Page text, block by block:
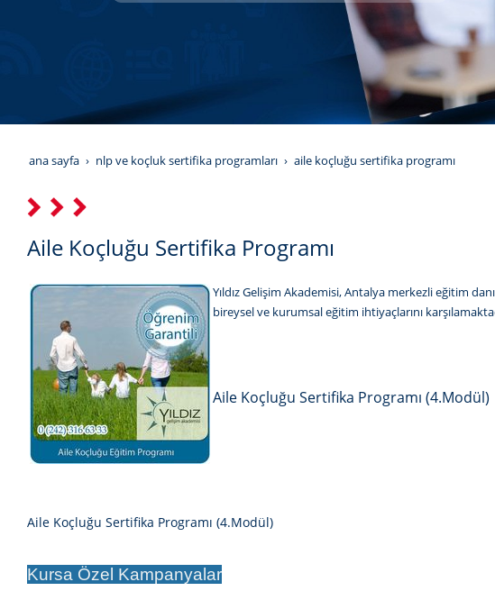
YILDIZ GELİŞİM AKADEMİSİ
ana sayfa nlp ve koçluk sertifika programları aile koçluğu sertifika programı
Aile Koçluğu Sertifika Programı
Yıldız Gelişim Akademisi, Antalya merkezli eğitim
bireysel ve kurumsal eğitim ihtiyaçlarını
Aile Koçluğu Sertifika Programı (4.Modül)
Aile Koçluğu Sertifika Programı (4.Modül)
Kursa Özel Kampanyalar